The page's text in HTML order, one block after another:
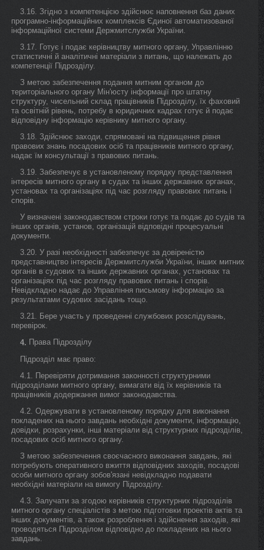
3.16. Згідно з компетенцією здійснює наповнення баз даних
програмно-інформаційних комплексів Єдиної автоматизованої
інформаційної системи Держмитслужби України.
3.17. Готує і подає керівництву митного органу, Управлінню
статистичні й аналітичні матеріали з питань, що належать до
компетенції Підрозділу.
З метою забезпечення подання митним органом до
територіального органу Мін'юсту інформації про штатну
структуру, чисельний склад працівників Підрозділу, їх фаховий
та освітній рівень, потребу в юридичних кадрах готує й подає
відповідну інформацію керівнику митного органу.
3.18. Здійснює заходи, спрямовані на підвищення рівня
правових знань посадових осіб та працівників митного органу,
надає їм консультації з правових питань.
3.19. Забезпечує в установленому порядку представлення
інтересів митного органу в судах та інших державних органах,
установах та організаціях під час розгляду правових питань і
спорів.
У визначені законодавством строки готує та подає до судів та
інших органів, установ, організацій відповідні процесуальні
документи.
3.20. У разі необхідності забезпечує за довіреністю
представництво інтересів Держмитслужби України, інших митних
органів в судових та інших державних органах, установах та
організаціях під час розгляду правових питань і спорів.
Невідкладно надає до Управління письмову інформацію за
результатами судових засідань тощо.
3.21. Бере участь у проведенні службових розслідувань,
перевірок.
4. Права Підрозділу
Підрозділ має право:
4.1. Перевіряти дотримання законності структурними
підрозділами митного органу, вимагати від їх керівників та
працівників додержання вимог законодавства.
4.2. Одержувати в установленому порядку для виконання
покладених на нього завдань необхідні документи, інформацію,
довідки, розрахунки, інші матеріали від структурних підрозділів,
посадових осіб митного органу.
З метою забезпечення своєчасного виконання завдань, які
потребують оперативного вжиття відповідних заходів, посадові
особи митного органу зобов'язані невідкладно подавати
необхідні матеріали на вимогу Підрозділу.
4.3. Залучати за згодою керівників структурних підрозділів
митного органу спеціалістів з метою підготовки проектів актів та
інших документів, а також розроблення і здійснення заходів, які
проводяться Підрозділом відповідно до покладених на нього
завдань.